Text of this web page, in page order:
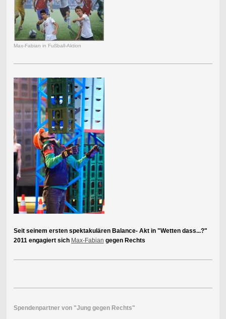
Max-Fabian in Fußball-Aktion
Seit seinem ersten spektakulären Balance- Akt in "Wetten dass...?"
2011 engagiert sich Max-Fabian gegen Rechts
Spendenpartner von "Jung gegen Rechts"